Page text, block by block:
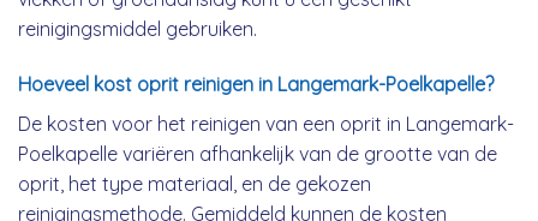
reinigingsmiddel gebruiken.
Hoeveel kost oprit reinigen in Langemark-Poelkapelle?
De kosten voor het reinigen van een oprit in Langemark-
Poelkapelle variëren afhankelijk van de grootte van de
oprit, het type materiaal, en de gekozen
reinigingsmethode. Gemiddeld kunnen de kosten